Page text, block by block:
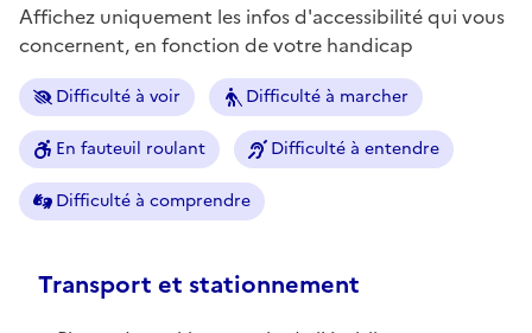
Affichez uniquement les infos d'accessibilité qui vous
concernent, en fonction de votre handicap
Difficulté à voir Difficulté à marcher
En fauteuil roulant Difficulté à entendre
Difficulté à comprendre
Transport et stationnement